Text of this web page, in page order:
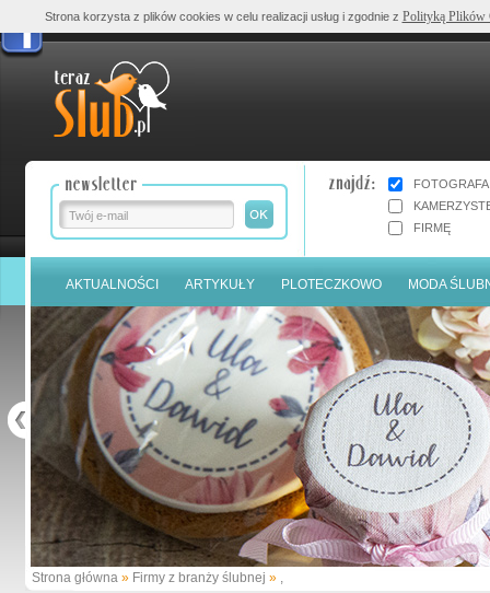
FOTOGRAFA
FIRMĘ
AKTUALNOŚCI ARTYKUŁY PLOTECZKOWO MODA
Strona główna » Firmy z branży ślubnej » ,
Strona korzysta z plików cookies w celu realizacji usług i zgodnie z Polityką Plików